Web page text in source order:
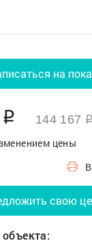
на
q 144 167
цены
свою